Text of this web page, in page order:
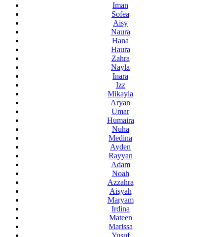
Iman
Sofea
Aisy
Naura
Hana
Haura
Zahra
Nayla
Inara
Izz
Mikayla
Aryan
Umar
Humaira
Nuha
Medina
Ayden
Rayyan
Adam
Noah
Azzahra
Aisyah
Maryam
Irdina
Mateen
Marissa
Yusuf